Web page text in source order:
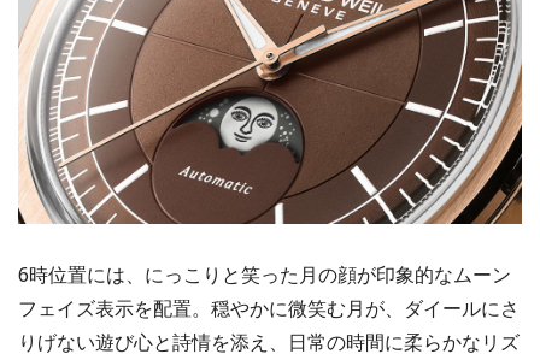
6時位置には、にっこりと笑った月の顔が印象的なムーン
フェイズ表示を配置。穏やかに微笑む月が、ダイールにさ
りげない遊び心と詩情を添え、日常の時間に柔らかなリズ